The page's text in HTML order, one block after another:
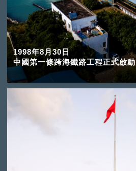
1998年8月30日
中國第一條跨海鐵路工程正式啟動